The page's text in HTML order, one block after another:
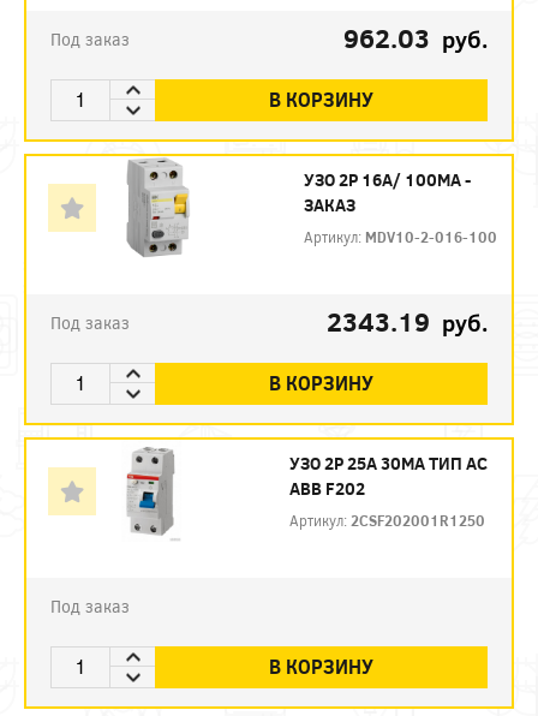
Под заказ 962.03 руб.
В КОРЗИНУ
УЗО 2P 16А/ 100МА -
ЗАКАЗ
Артикул: MDV10-2-016-100
Под заказ 2343.19 руб.
В КОРЗИНУ
УЗО 2P 25А 30МА ТИП AC
ABB F202
Артикул: 2CSF202001R1250
Под заказ
В КОРЗИНУ